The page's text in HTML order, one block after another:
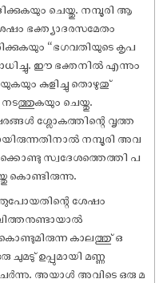
ചെയ്തു. നമ്പൂരി ആ
ഭക്ത്യാദരസമേതം
“ഭഗവതിയുടെ കൃപ
ഈ ഭക്തനിൽ എന്നും
കുളിച്ചു തൊഴുതു്
ചെയ്തു.
ശ്ലോകത്തിന്റെ വൃത്ത
നമ്പൂരി അവ
സ്വദേശത്തെത്തി പ
കൊണ്ടിരുന്നു.
ശേ‌ഷം
കാലത്തു് ഒ
ഉപ്പുമായി മണ്ണ
അയാൾ അവിടെ ഒരു മ